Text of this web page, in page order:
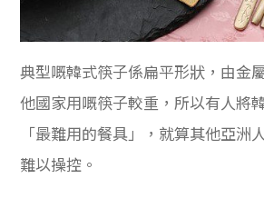
典型嘅韓式筷子係扁平形狀，由金
他國家用嘅筷子較重，所以有人將
「最難用的餐具」，就算其他亞洲
難以操控。